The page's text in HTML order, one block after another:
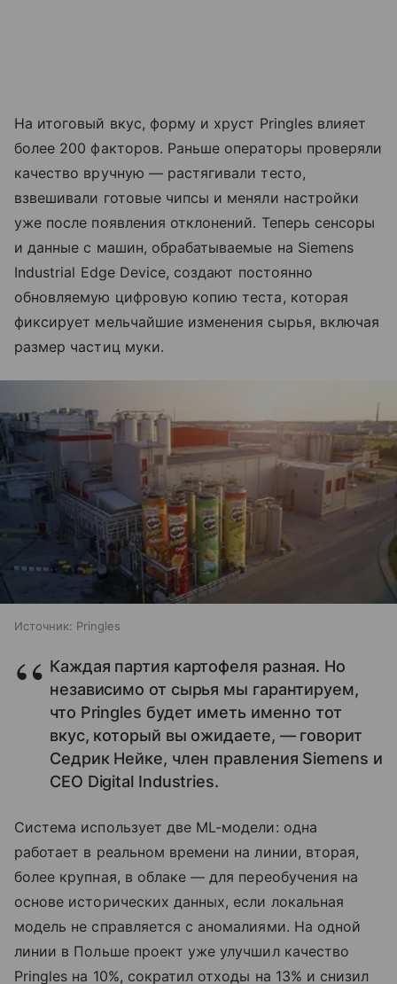
На итоговый вкус, форму и хруст Pringles влияет
более 200 факторов. Раньше операторы проверяли
качество вручную — растягивали тесто,
взвешивали готовые чипсы и меняли настройки
уже после появления отклонений. Теперь сенсоры
и данные с машин, обрабатываемые на Siemens
Industrial Edge Device, создают постоянно
обновляемую цифровую копию теста, которая
фиксирует мельчайшие изменения сырья, включая
размер частиц муки.
Источник: Pringles
Каждая партия картофеля разная. Но
независимо от сырья мы гарантируем,
что Pringles будет иметь именно тот
вкус, который вы ожидаете, — говорит
Седрик Нейке, член правления Siemens и
CEO Digital Industries.
Система использует две ML-модели: одна
работает в реальном времени на линии, вторая,
более крупная, в облаке — для переобучения на
основе исторических данных, если локальная
модель не справляется с аномалиями. На одной
линии в Польше проект уже улучшил качество
Pringles на 10%, сократил отходы на 13% и снизил